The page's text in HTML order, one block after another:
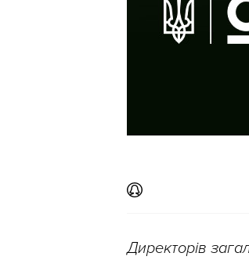
Директорів